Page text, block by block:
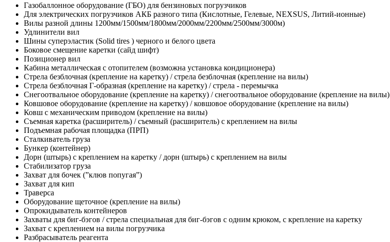
Газобаллонное оборудование (ГБО) для бензиновых погрузчиков
Для электрических погрузчиков АКБ разного типа (Кислотные, Гелевые, NEXSUS, Литий-ионные)
Вилы разной длины 1200мм/1500мм/1800мм/2000мм/2200мм/2500мм/3000м)
Удлинители вил
Шины суперэластик (Solid tires ) черного и белого цвета
Боковое смещение каретки (сайд шифт)
Позиционер вил
Кабина металлическая с отопителем (возможна установка кондиционера)
Стрела безблочная (крепление на каретку) / стрела безблочная (крепление на вилы)
Стрела безблочная Г-образная (крепление на каретку) / стрела - перемычка
Снегоотвальное оборудование (крепление на каретку) / снегоотвальное оборудование (крепление на вилы)
Ковшовое оборудование (крепление на каретку) / ковшовое оборудование (крепление на вилы)
Ковш с механическим приводом (крепление на вилы)
Съемная каретка (расширитель) / съемный (расширитель) с креплением на вилы
Подъемная рабочая площадка (ПРП)
Сталкиватель груза
Бункер (контейнер)
Дорн (штырь) с креплением на каретку / дорн (штырь) с креплением на вилы
Стабилизатор груза
Захват для бочек (”клюв попугая”)
Захват для кип
Траверса
Оборудование щеточное (крепление на вилы)
Опрокидыватель контейнеров
Захваты для биг-бэгов / стрела специальная для биг-бэгов с одним крюком, с крепление на каретку
Захват с креплением на вилы погрузчика
Разбрасыватель реагента